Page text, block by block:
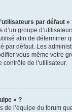
par défaut »
groupe
afin de déterminer
par défaut. Les
vous-même votre
de l’utilisateur.
» ?
de l’équipe du forum